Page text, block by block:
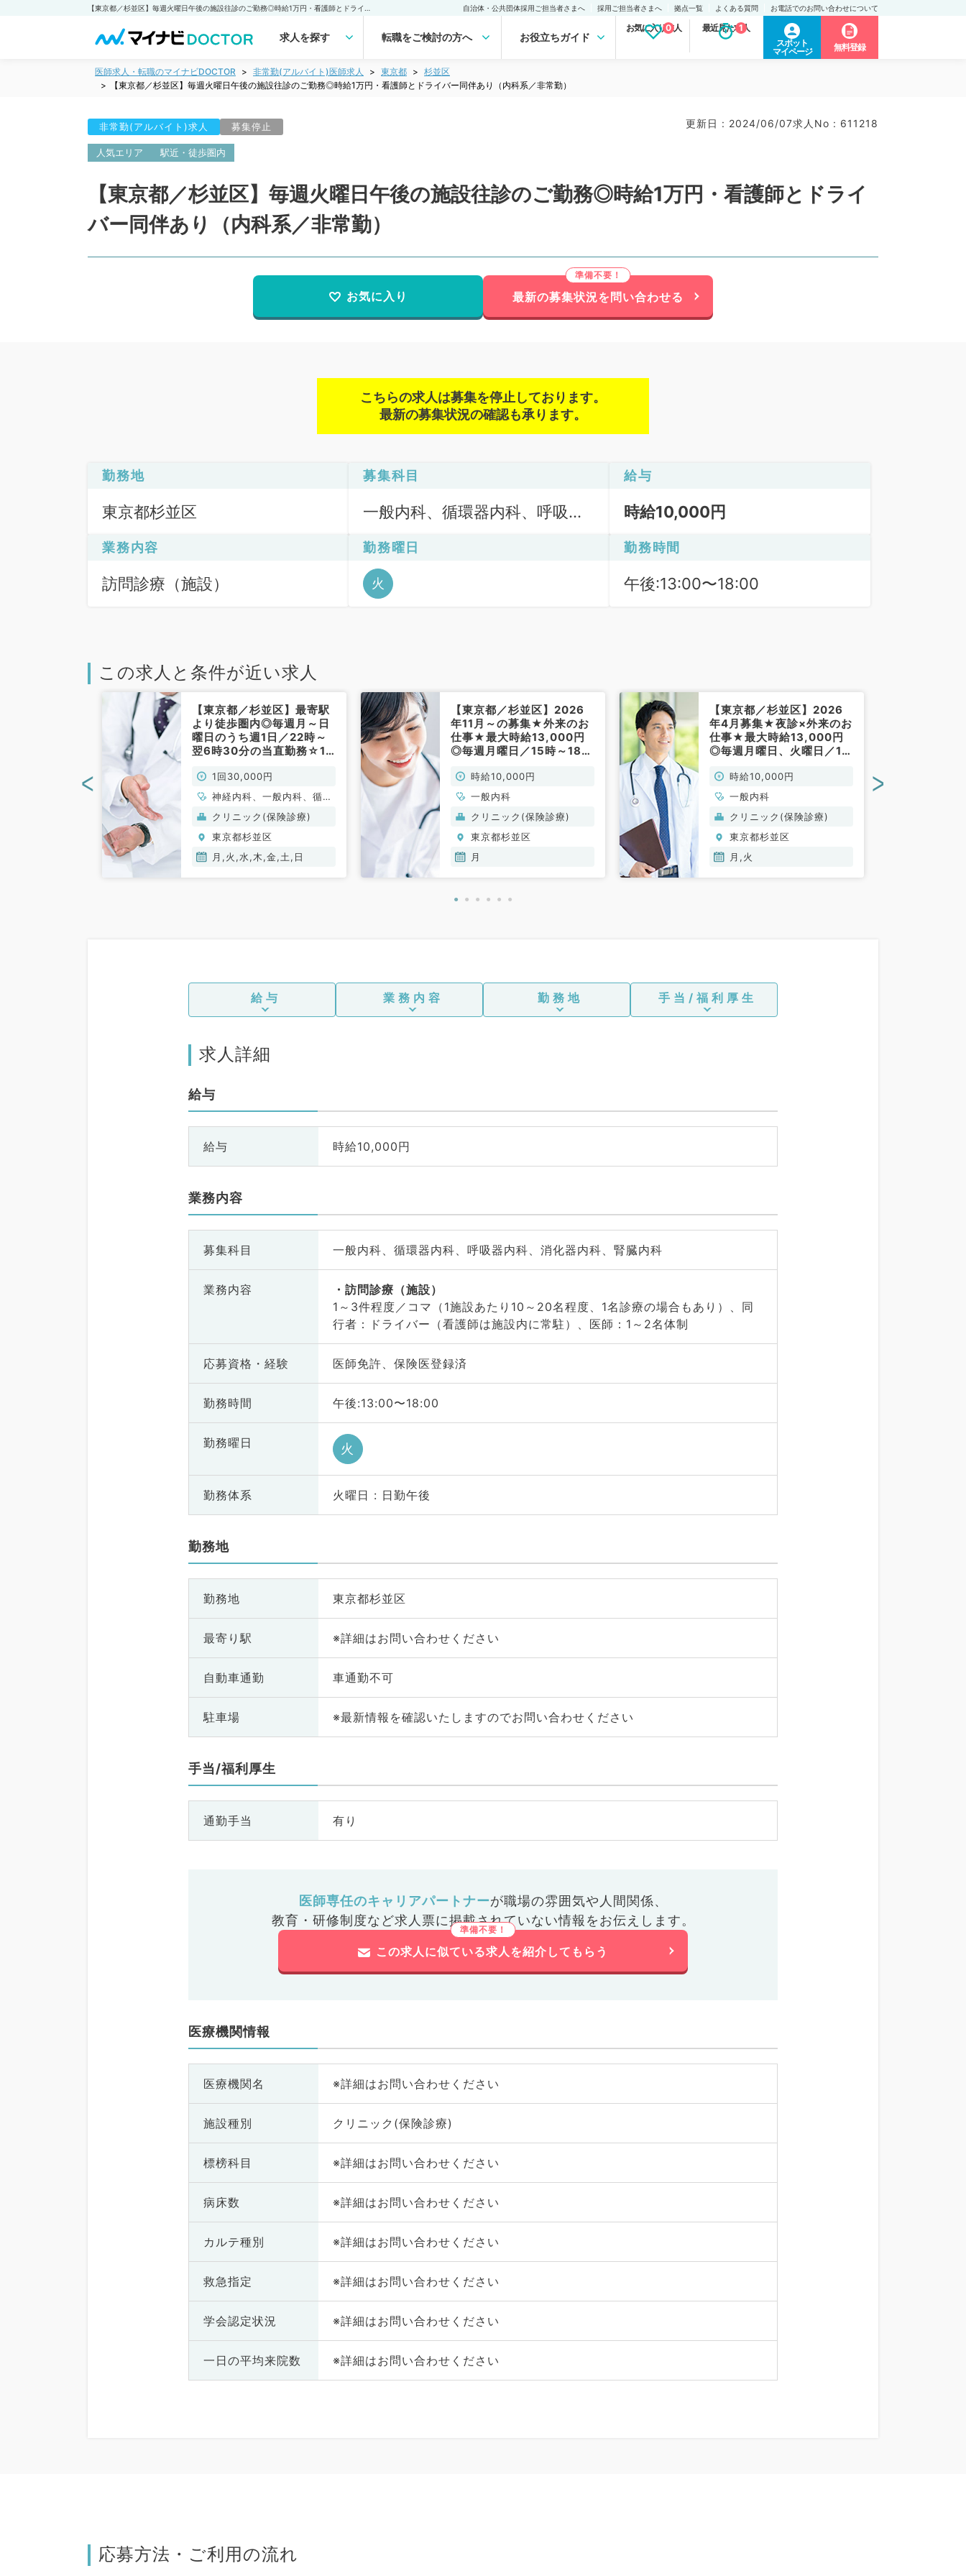
自治体・公共団体採用ご担当者さまへ 採用ご担当者さまへ 拠点一覧 よくある質問 お電話でのお問い合わせについて
求人を探す 転職をご検討の方へ お役立ちガイド
お気に入り求人
0 最近見た求人
1
スポット
マイページ
無料登録
医師求人・転職のマイナビDOCTOR 非常勤(アルバイト)医師求人 東京都
杉並区
【東京都／杉並区】毎週火曜日午後の施設往診のご勤務◎時給1万円・看護師とドライバー同伴あり（内科系／非常勤）
非常勤(アルバイト)求人 募集停止 更新日 : 2024/06/07求人No : 611218
人気エリア 駅近・徒歩圏内
【東京都／杉並区】毎週火曜日午後の施設往診のご勤務◎時給1万円・看護師とドライ
バー同伴あり（内科系／非常勤）
お気に入り 最新の募集状況を問い合わせる
こちらの求人は募集を停止しております。
最新の募集状況の確認も承ります。
勤務地
東京都杉並区
募集科目
一般内科、循環器内科、呼吸器
給与
時給10,000円
業務内容
訪問診療（施設）
勤務曜日
火
勤務時間
午後:13:00〜18:00
この求人と条件が近い求人
【東京都／杉並区】最寄駅
より徒歩圏内◎毎週月～日
曜日のうち週1日／22時～
翌6時30分の当直勤務☆1
／待機のお仕事です（内科
系／非常勤）
1回30,000円
神経内科、一般内科、循環
器内科、呼吸器内科、消化
器内科、内分泌・代謝内
科、腎臓内科、老年内科、
血液内科、膠原病科
クリニック(保険診療)
東京都杉並区
月,火,水,木,金,土,日
【東京都／杉並区】2026
年11月～の募集★外来のお
仕事★最大時給13,000円
◎毎週月曜日／15時～18時
／非常勤）
時給10,000円
一般内科
クリニック(保険診療)
東京都杉並区
月
【東京都／杉並区】2026
年4月募集★夜診×外来のお
仕事★最大時給13,000円
◎毎週月曜日、火曜日／18
（一般内科／非常勤）
時給10,000円
一般内科
クリニック(保険診療)
東京都杉並区
月,火
< >
給与 業務内容 勤務地 手当/福利厚生
求人詳細
給与
給与 時給10,000円
業務内容
募集科目 一般内科、循環器内科、呼吸器内科、消化器内科、腎臓内科
業務内容
訪問診療（施設）
1～3件程度／コマ（1施設あたり10～20名程度、1名診療の場合もあり）、同
行者：ドライバー（看護師は施設内に常駐）、医師：1～2名体制
応募資格・ 経験 医師免許、保険医登録済
勤務時間 午後:13:00〜18:00
勤務曜日 火
勤務体系 火曜日 : 日勤午後
勤務地
勤務地 東京都杉並区
最寄り駅 ※詳細はお問い合わせください
自動車通勤 車通勤不可
駐車場 ※最新情報を確認いたしますのでお問い合わせください
手当/福利厚生
通勤手当 有り
医師専任のキャリアパートナーが職場の雰囲気や人間関係、
教育・研修制度など求人票に掲載されていない情報をお伝えします。
この求人に似ている求人を紹介してもらう
医療機関情報
医療機関名 ※詳細はお問い合わせください
施設種別 クリニック(保険診療)
標榜科目 ※詳細はお問い合わせください
病床数 ※詳細はお問い合わせください
カルテ種別 ※詳細はお問い合わせください
救急指定 ※詳細はお問い合わせください
学会認定状況 ※詳細はお問い合わせください
一日の平均来院数 ※詳細はお問い合わせください
応募方法・ご利用の流れ